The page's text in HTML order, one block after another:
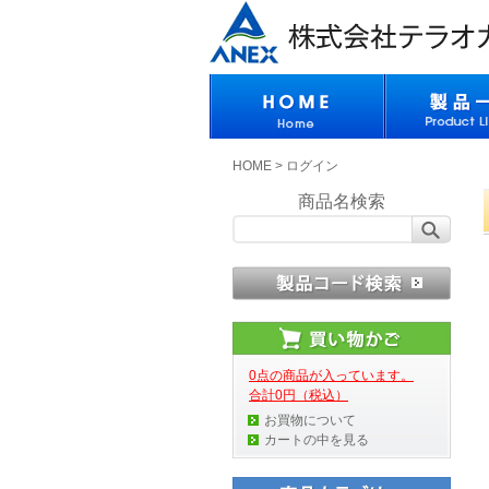
HOME > ログイン
商品名検索
0点の商品が入っています。
合計0円（税込）
お買物について
カートの中を見る